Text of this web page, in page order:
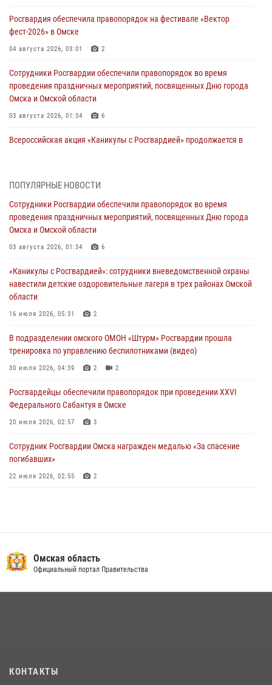
Росгвардия обеспечила правопорядок на фестивале «Вектор
фест-2026» в Омске
04 августа 2026, 03:01 2
Сотрудники Росгвардии обеспечили правопорядок во время
проведения праздничных мероприятий, посвященных Дню города
Омска и Омской области
03 августа 2026, 01:34 6
Всероссийская акция «Каникулы с Росгвардией» продолжается в
тренировка по управлению беспилотниками (видео)
30 июля 2026, 04:39 2
Росгвардия обеспечила безопасность уникального передвижного
29 июля 2026, 01:49
Росгвардейцы приняли участие в крестном ходе в День крещения
Руси в Омске
При содействии спецназа Росгвардии пресечены нарушения
миграционного законодательства в Омске (видео)
ПОПУЛЯРНЫЕ НОВОСТИ
Сотрудники Росгвардии обеспечили правопорядок во время
проведения праздничных мероприятий, посвященных Дню города
Омска и Омской области
03 августа 2026, 01:34 6
«Каникулы с Росгвардией»: сотрудники вневедомственной охраны
навестили детские оздоровительные лагеря в трех районах Омской
области
16 июля 2026, 05:31 2
В подразделении омского ОМОН «Штурм» Росгвардии прошла
тренировка по управлению беспилотниками (видео)
30 июля 2026, 04:39 2 2
Росгвардейцы обеcпечили правопорядок при проведении XXVI
Федерального Сабантуя в Омске
20 июля 2026, 02:57 3
Сотрудник Росгвардии Омска награжден медалью «За спасение
погибавших»
22 июля 2026, 02:55 2
Росгвардия обеспечила безопасность уникального передвижного
музея «Поезд Победы» в Омске
пилотирования БПЛА в Омске
Омская область
Официальный портал Правительства
КОНТАКТЫ